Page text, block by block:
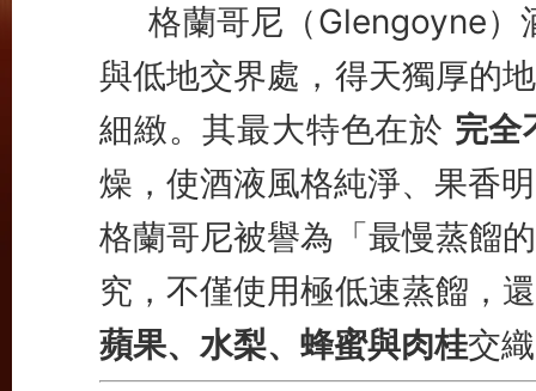
格蘭哥尼（Glengoyne）
與低地交界處，得天獨厚的
細緻。其最大特色在於 完全
燥，使酒液風格純淨、果香
格蘭哥尼被譽為「最慢蒸餾
究，不僅使用極低速蒸餾，
蘋果、水梨、蜂蜜與肉桂交